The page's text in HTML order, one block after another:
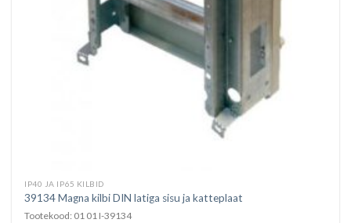
IP40 JA IP65 KILBID
39134 Magna kilbi DIN latiga sisu ja katteplaat
Tootekood: 01 01 I-39134